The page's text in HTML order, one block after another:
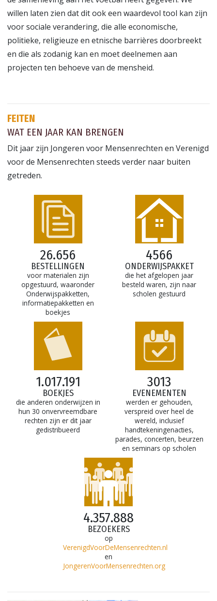
willen laten zien dat dit ook een waardevol tool kan zijn
voor sociale verandering, die alle economische,
politieke, religieuze en etnische barrières doorbreekt
en die als zodanig kan en moet deelnemen aan
projecten ten behoeve van de mensheid.
FEITEN
WAT EEN JAAR KAN BRENGEN
Dit jaar zijn Jongeren voor Mensenrechten en Verenigd
voor de Mensenrechten steeds verder naar buiten
getreden.
26.656
BESTELLINGEN
voor materialen zijn
opgestuurd, waaronder
Onderwijspakketten,
informatiepakketten en
boekjes
4566
ONDERWIJSPAKKET
die het afgelopen jaar
besteld waren, zijn naar
scholen gestuurd
1.017.191
BOEKJES
die anderen onderwijzen in
hun 30 onvervreemdbare
rechten zijn er dit jaar
gedistribueerd
3013
EVENEMENTEN
werden er gehouden,
verspreid over heel de
wereld, inclusief
handtekeningenacties,
parades, concerten, beurzen
en seminars op scholen
4.357.888
BEZOEKERS
op
VerenigdVoorDeMensenrechten.nl
en
JongerenVoorMensenrechten.org